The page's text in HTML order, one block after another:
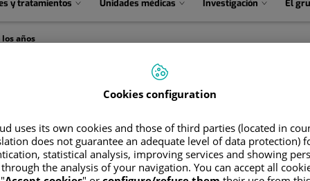
y tratamientos Unidades médicas Investigación El
años
de los años
historia’ del Hospital Universitario Fundación Jiménez Díaz,
Cookies configuration
uses its own cookies and those of third parties (located in
does not guarantee an adequate level of data protection)
statistical analysis, improving services and showing
the analysis of your navigation. You can accept all